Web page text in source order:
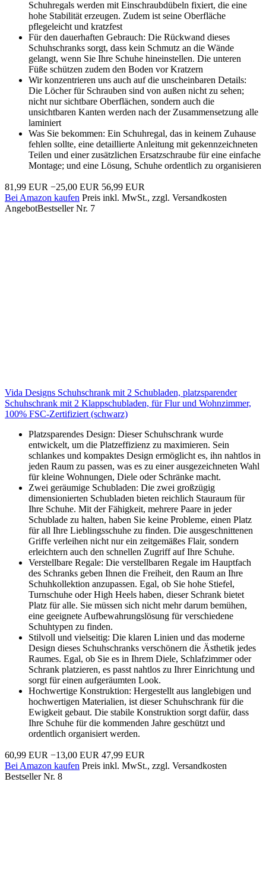
Schuhregals werden mit Einschraubdübeln fixiert, die eine
hohe Stabilität erzeugen. Zudem ist seine Oberfläche
pflegeleicht und kratzfest
Für den dauerhaften Gebrauch: Die Rückwand dieses
Schuhschranks sorgt, dass kein Schmutz an die Wände
gelangt, wenn Sie Ihre Schuhe hineinstellen. Die unteren
Füße schützen zudem den Boden vor Kratzern
Wir konzentrieren uns auch auf die unscheinbaren Details:
Die Löcher für Schrauben sind von außen nicht zu sehen;
nicht nur sichtbare Oberflächen, sondern auch die
unsichtbaren Kanten werden nach der Zusammensetzung alle
laminiert
Was Sie bekommen: Ein Schuhregal, das in keinem Zuhause
fehlen sollte, eine detaillierte Anleitung mit gekennzeichneten
Teilen und einer zusätzlichen Ersatzschraube für eine einfache
Montage; und eine Lösung, Schuhe ordentlich zu organisieren
81,99 EUR −25,00 EUR 56,99 EUR
Bei Amazon kaufen Preis inkl. MwSt., zzgl. Versandkosten
AngebotBestseller Nr. 7
Vida Designs Schuhschrank mit 2 Schubladen, platzsparender
Schuhschrank mit 2 Klappschubladen, für Flur und Wohnzimmer,
100% FSC-Zertifiziert (schwarz)
Platzsparendes Design: Dieser Schuhschrank wurde
entwickelt, um die Platzeffizienz zu maximieren. Sein
schlankes und kompaktes Design ermöglicht es, ihn nahtlos in
jeden Raum zu passen, was es zu einer ausgezeichneten Wahl
für kleine Wohnungen, Diele oder Schränke macht.
Zwei geräumige Schubladen: Die zwei großzügig
dimensionierten Schubladen bieten reichlich Stauraum für
Ihre Schuhe. Mit der Fähigkeit, mehrere Paare in jeder
Schublade zu halten, haben Sie keine Probleme, einen Platz
für all Ihre Lieblingsschuhe zu finden. Die ausgeschnittenen
Griffe verleihen nicht nur ein zeitgemäßes Flair, sondern
erleichtern auch den schnellen Zugriff auf Ihre Schuhe.
Verstellbare Regale: Die verstellbaren Regale im Hauptfach
des Schranks geben Ihnen die Freiheit, den Raum an Ihre
Schuhkollektion anzupassen. Egal, ob Sie hohe Stiefel,
Turnschuhe oder High Heels haben, dieser Schrank bietet
Platz für alle. Sie müssen sich nicht mehr darum bemühen,
eine geeignete Aufbewahrungslösung für verschiedene
Schuhtypen zu finden.
Stilvoll und vielseitig: Die klaren Linien und das moderne
Design dieses Schuhschranks verschönern die Ästhetik jedes
Raumes. Egal, ob Sie es in Ihrem Diele, Schlafzimmer oder
Schrank platzieren, es passt nahtlos zu Ihrer Einrichtung und
sorgt für einen aufgeräumten Look.
Hochwertige Konstruktion: Hergestellt aus langlebigen und
hochwertigen Materialien, ist dieser Schuhschrank für die
Ewigkeit gebaut. Die stabile Konstruktion sorgt dafür, dass
Ihre Schuhe für die kommenden Jahre geschützt und
ordentlich organisiert werden.
60,99 EUR −13,00 EUR 47,99 EUR
Bei Amazon kaufen Preis inkl. MwSt., zzgl. Versandkosten
Bestseller Nr. 8